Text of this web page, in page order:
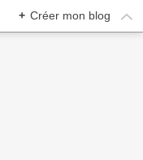
+ Créer mon blog